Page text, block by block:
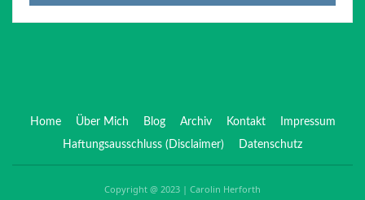
Home Über Mich Blog Archiv Kontakt
Impressum
Haftungsausschluss (Disclaimer)
Datenschutz
Copyright @ 2023 | Carolin Herforth